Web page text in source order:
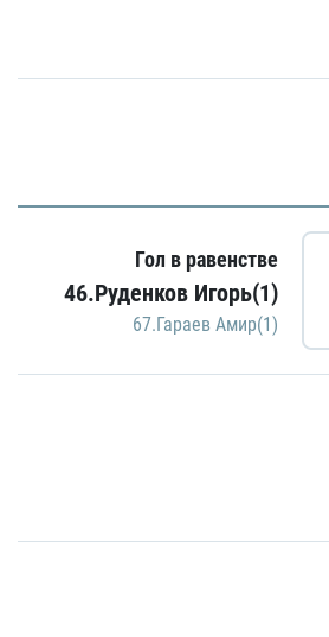
Гол в равенстве
46.Руденков Игорь(1)
67.Гараев Амир(1)